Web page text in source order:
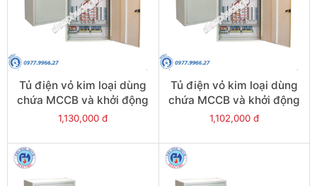
Tủ điện vỏ kim loại dùng
chứa MCCB và khởi động
từ - Model CKE5-2
1,130,000 đ
Tủ điện vỏ kim loại dùng
chứa MCCB và khởi động
từ - Model CKE5-3
1,102,000 đ